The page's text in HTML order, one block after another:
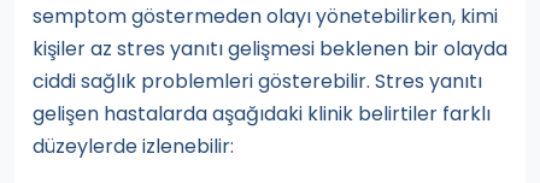
semptom göstermeden olayı yönetebilirken, kimi
kişiler az stres yanıtı gelişmesi beklenen bir olayda
ciddi sağlık problemleri gösterebilir. Stres yanıtı
gelişen hastalarda aşağıdaki klinik belirtiler farklı
düzeylerde izlenebilir: